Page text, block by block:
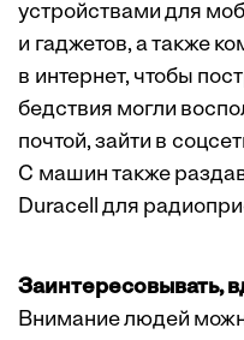
устройствами для
и гаджетов, а также
в интернет, чтобы
бедствия могли
почтой, зайти в
С машин также
Duracell для
Заинтересовывать,
Внимание людей